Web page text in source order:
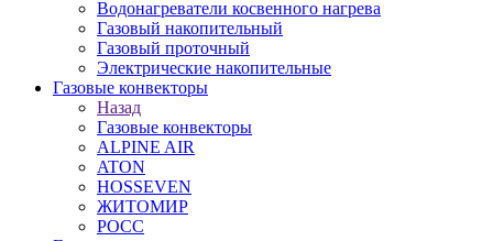
Водонагреватели косвенного нагрева
Газовый накопительный
Газовый проточный
Электрические накопительные
Газовые конвекторы
Назад
Газовые конвекторы
ALPINE AIR
ATON
HOSSEVEN
ЖИТОМИР
РОСС